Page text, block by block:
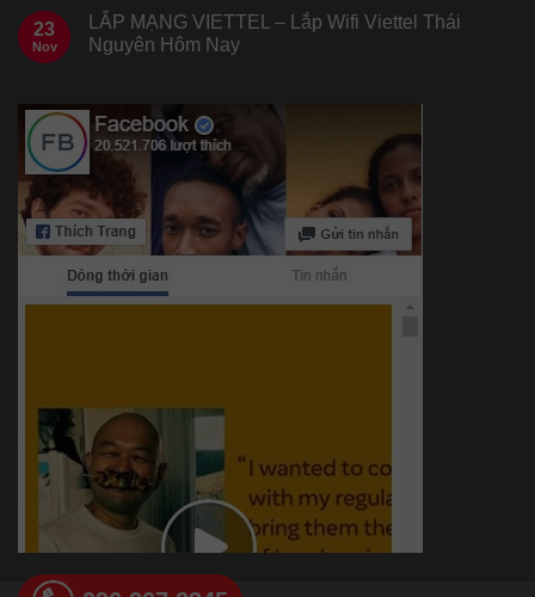
23
Nov
LẮP MẠNG VIETTEL – Lắp Wifi Viettel Thái
Nguyên Hôm Nay